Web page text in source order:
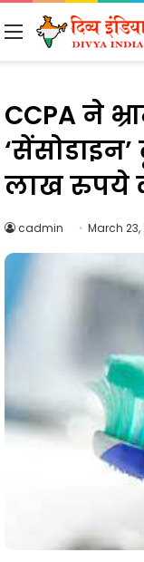
Menu
CCPA ने
लाख रुपये
cadmin March 23,